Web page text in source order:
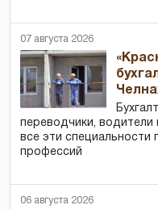
07 августа 2026
переводчики, водители
все эти специальности
профессий
06 августа 2026